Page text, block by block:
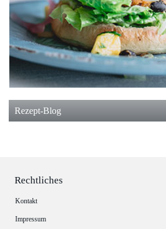
Rezept-Blog
Rechtliches
Kontakt
Impressum